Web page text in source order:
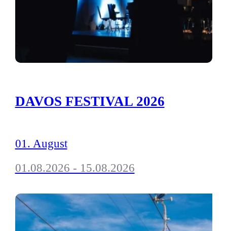
DAVOS FESTIVAL 2026
01. August
01.08.2026 - 15.08.2026